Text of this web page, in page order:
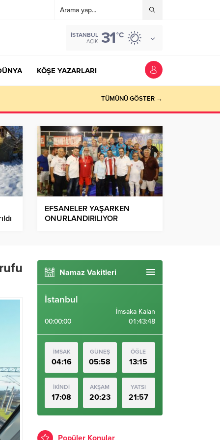
İSTANBUL
AÇIK 31°C
KÖŞE YAZARLARI
TÜMÜNÜ GÖSTER →
EFSANELER YAŞARKEN
ONURLANDIRILIYOR
Namaz Vakitleri
İstanbul
00:00:00
İmsaka Kalan
01:43:47
İMSAK
04:16
GÜNEŞ
05:58
ÖĞLE
13:15
İKİNDİ
17:08
AKŞAM
20:23
YATSI
21:57